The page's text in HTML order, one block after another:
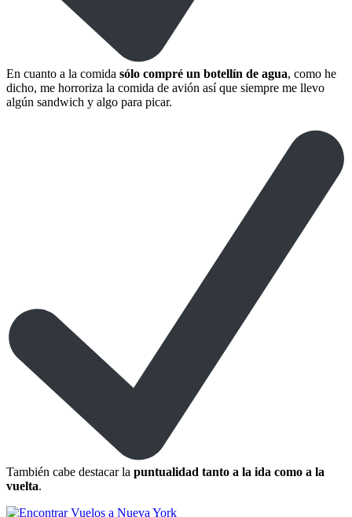
En cuanto a la comida sólo compré un botellín de agua, como he
dicho, me horroriza la comida de avión así que siempre me llevo
algún sandwich y algo para picar.
También cabe destacar la puntualidad tanto a la ida como a la
vuelta.